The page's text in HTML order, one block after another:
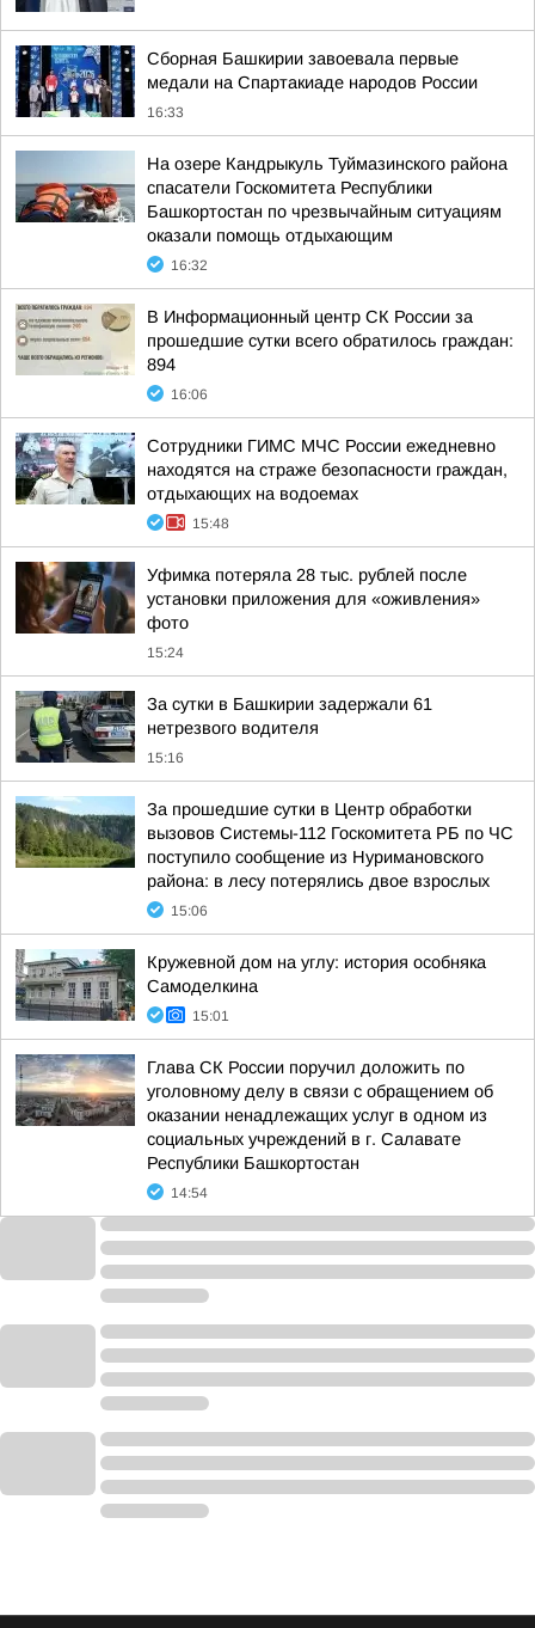
Сборная Башкирии завоевала первые
медали на Спартакиаде народов России
16:33
На озере Кандрыкуль Туймазинского района
спасатели Госкомитета Республики
Башкортостан по чрезвычайным ситуациям
оказали помощь отдыхающим
16:32
В Информационный центр СК России за
прошедшие сутки всего обратилось граждан:
894
16:06
Сотрудники ГИМС МЧС России ежедневно
находятся на страже безопасности граждан,
отдыхающих на водоемах
15:48
Уфимка потеряла 28 тыс. рублей после
установки приложения для «оживления»
фото
15:24
За сутки в Башкирии задержали 61
нетрезвого водителя
15:16
За прошедшие сутки в Центр обработки
вызовов Системы-112 Госкомитета РБ по ЧС
поступило сообщение из Нуримановского
района: в лесу потерялись двое взрослых
15:06
Кружевной дом на углу: история особняка
Самоделкина
15:01
Глава СК России поручил доложить по
уголовному делу в связи с обращением об
оказании ненадлежащих услуг в одном из
социальных учреждений в г. Салавате
Республики Башкортостан
14:54